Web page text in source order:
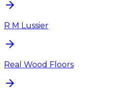
R M Lussier
Real Wood Floors